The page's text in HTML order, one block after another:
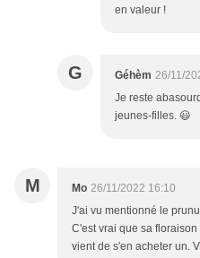
en valeur !
G Géhèm 26/11/
Je reste
jeunes-filles. 😃
M Mo 26/11/2022 16:10
J'ai vu mentionné le
C'est vrai que sa
vient de s'en acheter un.